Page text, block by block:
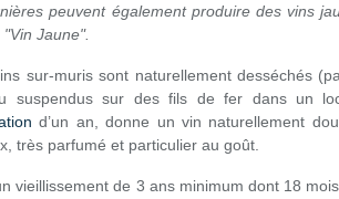
peuvent également produire des vins
"Vin Jaune".
sur-muris sont naturellement desséchés
suspendus sur des fils de fer dans un
d’un an, donne un vin naturellement
très parfumé et particulier au goût.
vieillissement de 3 ans minimum dont 18